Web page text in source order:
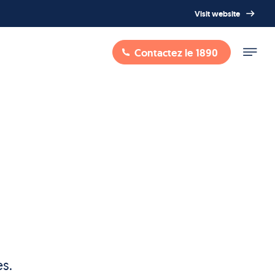
Visit website
Contactez le 1890